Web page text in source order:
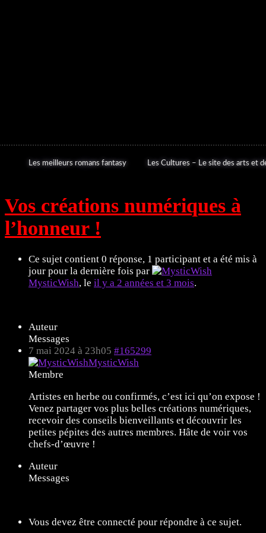
Les meilleurs romans fantasy Les Cultures – Le site des arts et
Vos créations numériques à
l’honneur !
Ce sujet contient 0 réponse, 1 participant et a été mis à
jour pour la dernière fois par
MysticWish, le il y a 2 années et 3 mois.
Auteur
Messages
7 mai 2024 à 23h05 #165299
MysticWish
Membre
Artistes en herbe ou confirmés, c’est ici qu’on expose !
Venez partager vos plus belles créations numériques,
recevoir des conseils bienveillants et découvrir les
petites pépites des autres membres. Hâte de voir vos
chefs-d’œuvre !
Auteur
Messages
Vous devez être connecté pour répondre à ce sujet.